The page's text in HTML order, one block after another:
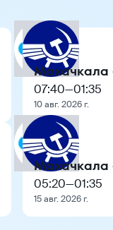
07:40—01:35
10 авг. 2026 г.
05:20—01:35
15 авг. 2026 г.